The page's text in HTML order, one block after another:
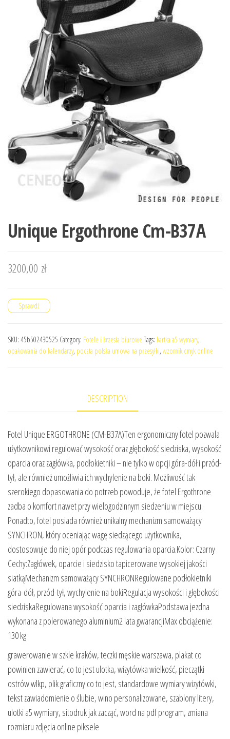
Unique Ergothrone Cm-B37A
3200,00 zł
Sprawdź
SKU: 45b502430525 Category: Fotele i krzesła biurowe Tags: kartka a5 wymiary,
opakowania do kalendarzy, poczta polska umowa na przesyłki, wzornik cmyk online
DESCRIPTION
Fotel Unique ERGOTHRONE (CM-B37A)Ten ergonomiczny fotel pozwala
użytkownikowi regulować wysokość oraz głębokość siedziska, wysokość
oparcia oraz zagłówka, podłokietniki – nie tylko w opcji góra-dół i przód-
tył, ale również umożliwia ich wychylenie na boki. Możliwość tak
szerokiego dopasowania do potrzeb powoduje, że fotel Ergothrone
zadba o komfort nawet przy wielogodzinnym siedzeniu w miejscu.
Ponadto, fotel posiada również unikalny mechanizm samoważący
SYNCHRON, który oceniając wagę siedzącego użytkownika,
dostosowuje do niej opór podczas regulowania oparcia.Kolor: Czarny
Cechy:Zagłówek, oparcie i siedzisko tapicerowane wysokiej jakości
siatkąMechanizm samoważący SYNCHRONRegulowane podłokietniki
góra-dół, przód-tył, wychylenie na bokiRegulacja wysokości i głębokości
siedziskaRegulowana wysokość oparcia i zagłówkaPodstawa jezdna
wykonana z polerowanego aluminium2 lata gwarancjiMax obciążenie:
130 kg
grawerowanie w szkle kraków, teczki męskie warszawa, plakat co
powinien zawierać, co to jest ulotka, wizytówka wielkość, pieczątki
ostrów wlkp, plik graficzny co to jest, standardowe wymiary wizytówki,
tekst zawiadomienie o ślubie, wino personalizowane, szablony litery,
ulotki a5 wymiary, sitodruk jak zacząć, word na pdf program, zmiana
rozmiaru zdjęcia online piksele